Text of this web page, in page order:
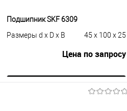
Подшипник SKF 6309
Размеры d x D x B
45 x 100 x 25
Цена по запросу
Запросить цену